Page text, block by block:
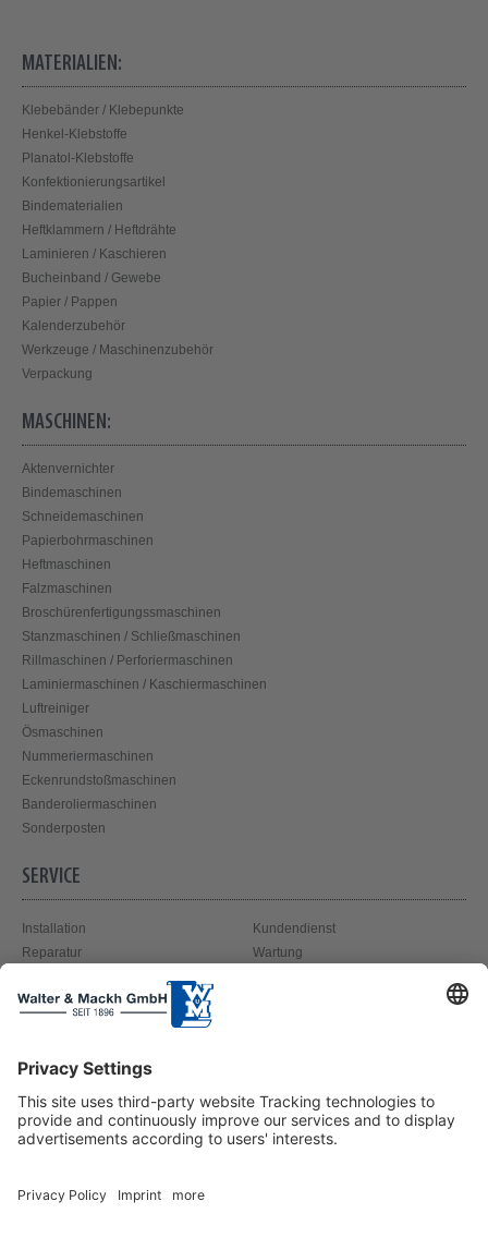
MATERIALIEN:
Klebebänder / Klebepunkte
Henkel-Klebstoffe
Planatol-Klebstoffe
Konfektionierungsartikel
Bindematerialien
Heftklammern / Heftdrähte
Laminieren / Kaschieren
Bucheinband / Gewebe
Papier / Pappen
Kalenderzubehör
Werkzeuge / Maschinenzubehör
Verpackung
MASCHINEN:
Aktenvernichter
Bindemaschinen
Schneidemaschinen
Papierbohrmaschinen
Heftmaschinen
Falzmaschinen
Broschürenfertigungssmaschinen
Stanzmaschinen / Schließmaschinen
Rillmaschinen / Perforiermaschinen
Laminiermaschinen / Kaschiermaschinen
Luftreiniger
Ösmaschinen
Nummeriermaschinen
Eckenrundstoßmaschinen
Banderoliermaschinen
Sonderposten
SERVICE
Installation
Reparatur
Kundendienst
Wartung
Geschichte & Leitbild
Unser Team
Partner
Impressum
Datenschutz & AGB